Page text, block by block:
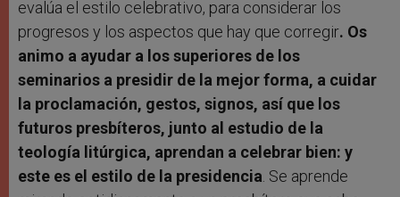
evalúa el estilo celebrativo, para considerar los
progresos y los aspectos que hay que corregir. Os
animo a ayudar a los superiores de los
seminarios a presidir de la mejor forma, a cuidar
la proclamación, gestos, signos, así que los
futuros presbíteros, junto al estudio de la
teología litúrgica, aprendan a celebrar bien: y
este es el estilo de la presidencia . Se aprende